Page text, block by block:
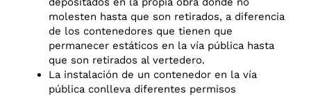
molesten hasta que son retirados, a diferencia
de los contenedores que tienen que
permanecer estáticos en la vía pública hasta
que son retirados al vertedero.
La instalación de un contenedor en la vía
pública conlleva diferentes permisos